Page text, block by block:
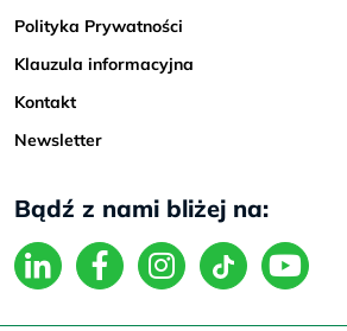
Polityka Prywatności
Klauzula informacyjna
Kontakt
Newsletter
Bądź z nami bliżej na: